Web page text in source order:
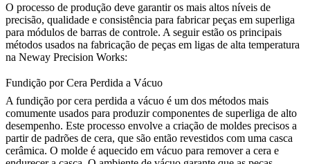
O processo de produção deve garantir os mais altos níveis de
precisão, qualidade e consistência para fabricar peças em superliga
para módulos de barras de controle. A seguir estão os principais
métodos usados na fabricação de peças em ligas de alta temperatura
na Neway Precision Works:
Fundição por Cera Perdida a Vácuo
A fundição por cera perdida a vácuo é um dos métodos mais
comumente usados para produzir componentes de superliga de alto
desempenho. Este processo envolve a criação de moldes precisos a
partir de padrões de cera, que são então revestidos com uma casca
cerâmica. O molde é aquecido em vácuo para remover a cera e